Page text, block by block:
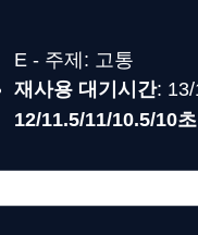
E - 주제: 고통
재사용 대기시간:
12/11.5/11/10.5/10초